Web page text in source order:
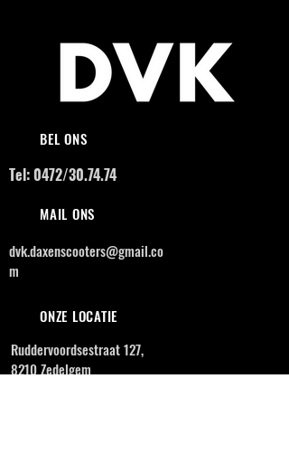
BEL ONS
Tel: 0472/30.74.74
MAIL ONS
dvk.daxenscooters@gmail.co
m
ONZE LOCATIE
Ruddervoordsestraat 127,
8210 Zedelgem